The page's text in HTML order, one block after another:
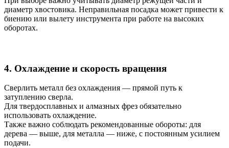
диаметр хвостовика. Неправильная посадка может привести к
биению или вылету инструмента при работе на высоких
оборотах.
4. Охлаждение и скорость вращения
Сверлить металл без охлаждения — прямой путь к
затуплению сверла.
Для твердосплавных и алмазных фрез обязательно
использовать охлаждение.
Также важно соблюдать рекомендованные обороты: для
дерева — выше, для металла — ниже, с постоянным усилием
подачи.